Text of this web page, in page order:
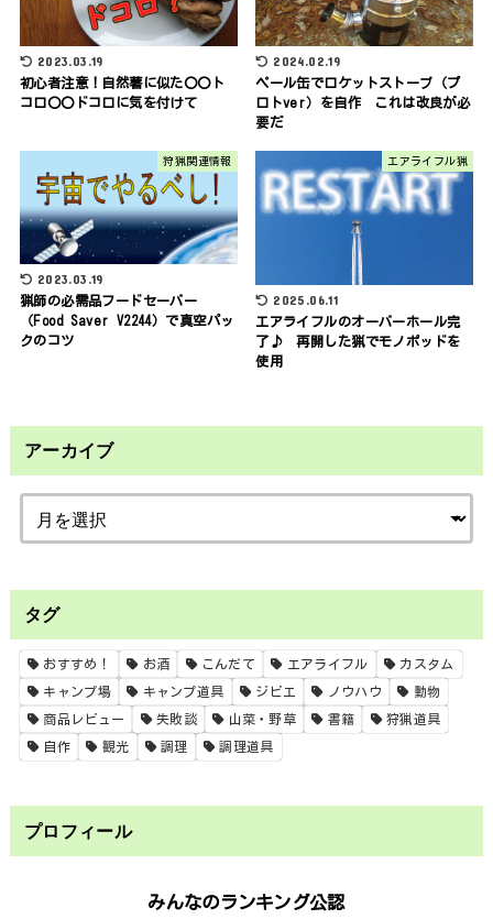
2023.03.19
初心者注意！自然薯に似た〇〇ト
コロ〇〇ドコロに気を付けて
2024.02.19
ペール缶でロケットストーブ（プ
ロトver）を自作 これは改良が必
要だ
狩猟関連情報
2023.03.19
猟師の必需品フードセーバー
（Food Saver V2244）で真空パッ
クのコツ
エアライフル猟
2025.06.11
エアライフルのオーバーホール完
了♪ 再開した猟でモノポッドを
使用
アーカイブ
タグ
おすすめ！ お酒 こんだて エアライフル カスタム
キャンプ場 キャンプ道具 ジビエ ノウハウ 動物
商品レビュー 失敗談 山菜・野草 書籍 狩猟道具
自作 観光 調理 調理道具
プロフィール
みんなのランキング公認